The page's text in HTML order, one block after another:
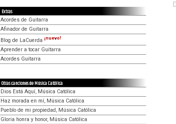
Extras
Acordes de Guitarra
Afinador de Guitarra
Blog de LaCuerda ¡nuevo!
Aprender a tocar Guitarra
Acordes Guitarra
Otras canciones de Música Católica
Dios Está Aquí, Música Católica
Haz morada en mí, Música Católica
Pueblo de mi propiedad, Música Católica
Gloria honra y honor, Música Católica